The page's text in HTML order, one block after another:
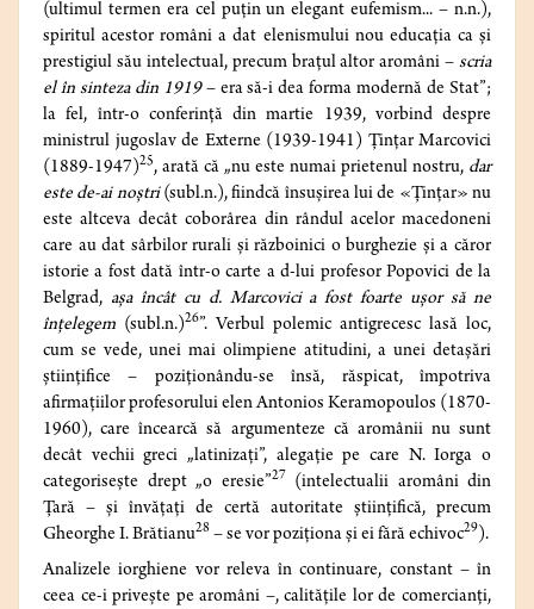
(ultimul termen era cel puţin un elegant eufemism... – n.n.),
spiritul acestor români a dat elenismului nou educaţia ca şi
prestigiul său intelectual, precum braţul altor aromâni – scria
el în sinteza din 1919– era să-i dea forma modernă de Stat”;
la fel, într-o conferinţă din martie 1939, vorbind despre
ministrul jugoslav de Externe (1939-1941) Ţinţar Marcovici
(1889-1947)25, arată că „nu este numai prietenul nostru, dar
este de-ai noştri(subl.n.), fiindcă însuşirea lui de «Ţinţar» nu
este altceva decât coborârea din rândul acelor macedoneni
care au dat sârbilor rurali şi războinici o burghezie şi a căror
istorie a fost dată într-o carte a d-lui profesor Popovici de la
Belgrad, aşa încât cu d. Marcovici a fost foarte uşor să ne
înţelegem (subl.n.)26”. Verbul polemic antigrecesc lasă loc,
cum se vede, unei mai olimpiene atitudini, a unei detaşări
ştiinţifice – poziţionându-se însă, răspicat, împotriva
afirmaţiilor profesorului elen Antonios Keramopoulos (1870-
1960), care încearcă să argumenteze că aromânii nu sunt
decât vechii greci „latinizaţi”, alegaţie pe care N. Iorga o
categoriseşte drept „o eresie”27
(intelectualii aromâni din
Ţară – şi învăţaţi de certă autoritate ştiinţifică, precum
Gheorghe I. Brătianu28 – se vor poziţiona şi ei fără echivoc29).
Analizele iorghiene vor releva în continuare, constant – în
ceea ce-i priveşte pe aromâni –, calităţile lor de comercianţi,